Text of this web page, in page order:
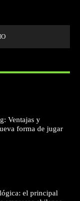
Ventajas y
forma de jugar
el principal